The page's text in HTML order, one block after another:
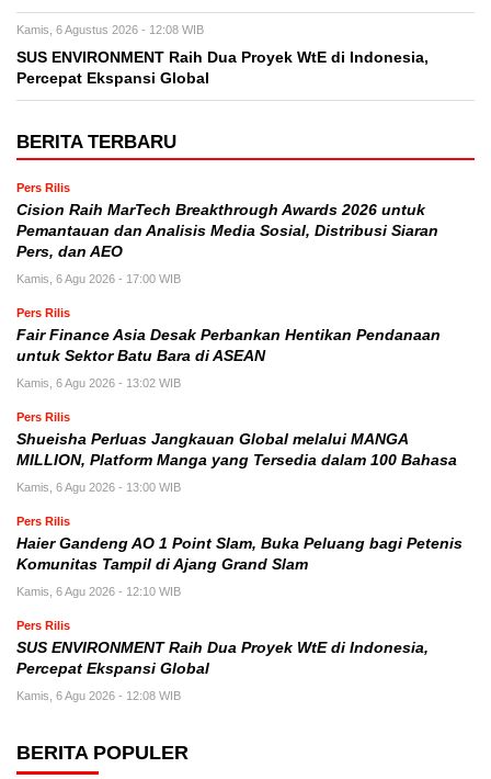
Kamis, 6 Agustus 2026 - 12:08 WIB
SUS ENVIRONMENT Raih Dua Proyek WtE di Indonesia,
Percepat Ekspansi Global
BERITA TERBARU
Pers Rilis
Cision Raih MarTech Breakthrough Awards 2026 untuk
Pemantauan dan Analisis Media Sosial, Distribusi Siaran
Pers, dan AEO
Kamis, 6 Agu 2026 - 17:00 WIB
Pers Rilis
Fair Finance Asia Desak Perbankan Hentikan Pendanaan
untuk Sektor Batu Bara di ASEAN
Kamis, 6 Agu 2026 - 13:02 WIB
Pers Rilis
Shueisha Perluas Jangkauan Global melalui MANGA
MILLION, Platform Manga yang Tersedia dalam 100 Bahasa
Kamis, 6 Agu 2026 - 13:00 WIB
Pers Rilis
Haier Gandeng AO 1 Point Slam, Buka Peluang bagi Petenis
Komunitas Tampil di Ajang Grand Slam
Kamis, 6 Agu 2026 - 12:10 WIB
Pers Rilis
SUS ENVIRONMENT Raih Dua Proyek WtE di Indonesia,
Percepat Ekspansi Global
Kamis, 6 Agu 2026 - 12:08 WIB
BERITA POPULER